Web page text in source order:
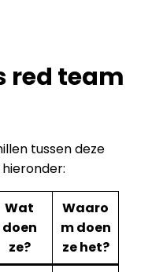
red team
tussen deze
Wat
doen
ze?
Waaro
m doen
ze het?